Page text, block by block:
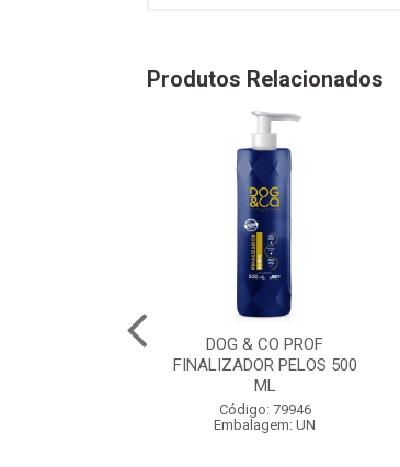
Produtos Relacionados
DOG & CO PROF
FINALIZADOR PELOS 500
ML
Código: 79946
Embalagem: UN